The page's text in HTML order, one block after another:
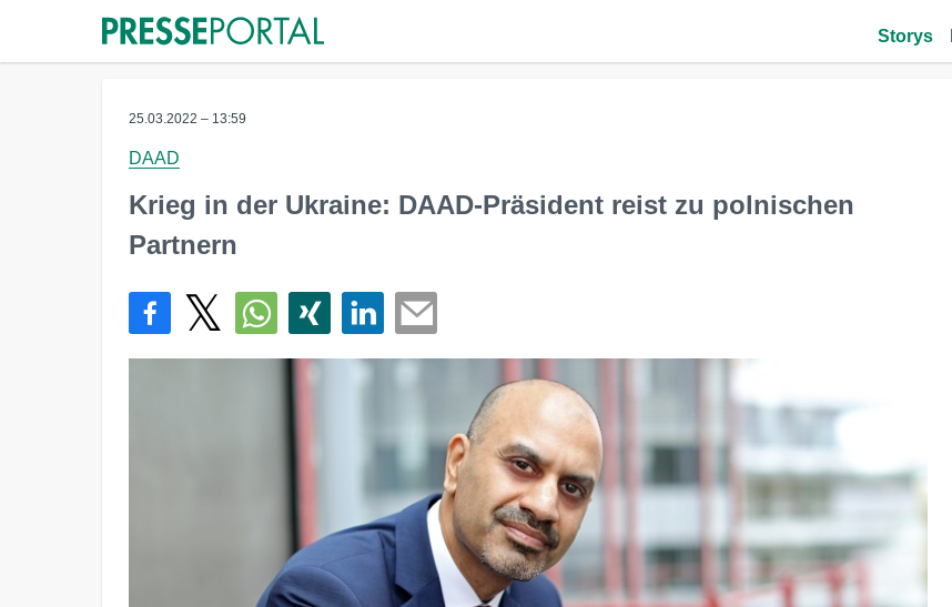
Storys
25.03.2022 – 13:59
DAAD
Krieg in der Ukraine: DAAD-Präsident reist zu polnischen
Partnern